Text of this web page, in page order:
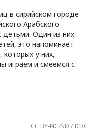
в сирийском городе
Арабского
детьми. Один из них
это напоминает
которых у них,
играем и смеемся с
CC BY-NC-ND / ICRC